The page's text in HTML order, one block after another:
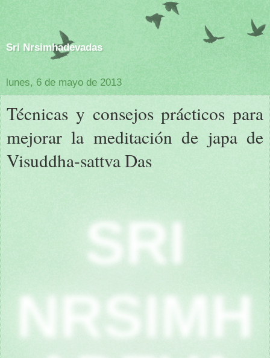
Sri Nrsimhadevadas
lunes, 6 de mayo de 2013
Técnicas y consejos prácticos para
mejorar la meditación de japa de
Visuddha-sattva Das
SRI
NRSIMH